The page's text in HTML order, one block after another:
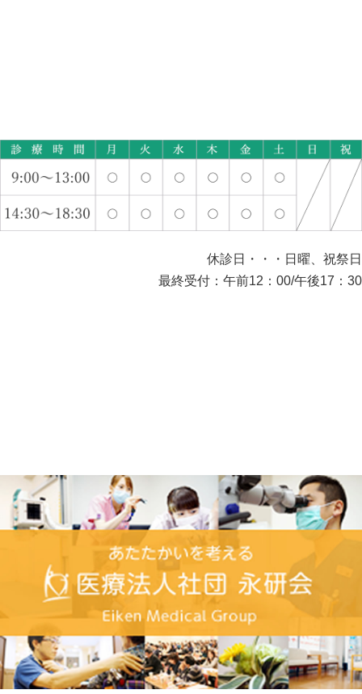
休診日・・・日曜、祝祭日
最終受付：午前12：00/午後17：30